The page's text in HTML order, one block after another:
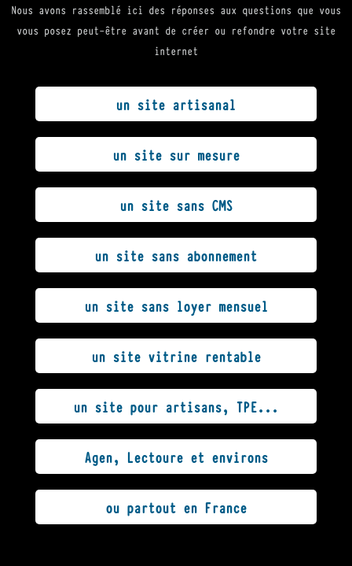
Nous avons rassemblé ici des réponses aux questions que vous
vous posez peut-être avant de créer ou refondre votre site
internet
un site artisanal
un site sur mesure
un site sans CMS
un site sans abonnement
un site sans loyer mensuel
un site vitrine rentable
un site pour artisans, TPE...
Agen, Lectoure et environs
ou partout en France